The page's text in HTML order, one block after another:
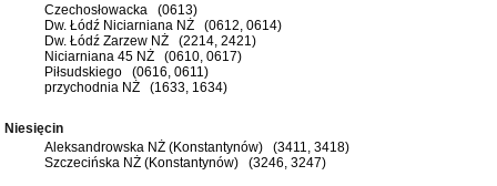
Czechosłowacka (0613)
Dw. Łódź Niciarniana NŻ (0612, 0614)
Dw. Łódź Zarzew NŻ (2214, 2421)
Niciarniana 45 NŻ (0610, 0617)
Piłsudskiego (0616, 0611)
przychodnia NŻ (1633, 1634)
Niesięcin
Aleksandrowska NŻ (Konstantynów) (3411, 3418)
Szczecińska NŻ (Konstantynów) (3246, 3247)